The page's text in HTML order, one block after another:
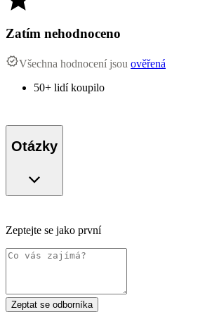
Zatím nehodnoceno
Všechna hodnocení jsou ověřená
50+ lidí koupilo
Otázky
Zeptejte se jako první
Zeptat se odborníka